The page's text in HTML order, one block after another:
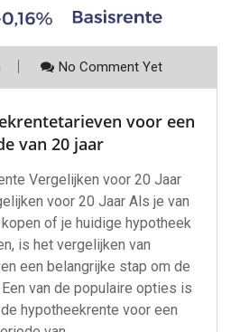
No Comment Yet
voor een
van 20 jaar
Vergelijken voor 20 Jaar
voor 20 Jaar Als je van
of je huidige hypotheek
is het vergelijken van
een belangrijke stap om de
van de populaire opties is
hypotheekrente voor een